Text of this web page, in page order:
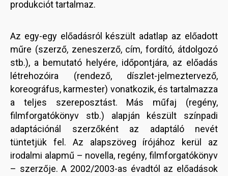
produkciót tartalmaz.
Az egy-egy előadásról készült adatlap az előadott
műre (szerző, zeneszerző, cím, fordító, átdolgozó
stb.), a bemutató helyére, időpontjára, az előadás
létrehozóira (rendező, díszlet-jelmeztervező,
koreográfus, karmester) vonatkozik, és tartalmazza
a teljes szereposztást. Más műfaj (regény,
filmforgatókönyv stb.) alapján készült színpadi
adaptációnál szerzőként az adaptáló nevét
tüntetjük fel. Az alapszöveg írójához kerül az
irodalmi alapmű – novella, regény, filmforgatókönyv
– szerzője. A 2002/2003-as évadtól az előadások